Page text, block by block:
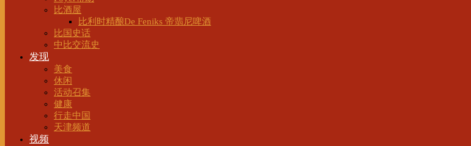
比酒屋
比利时精酿De Feniks 帝翡尼啤酒
比国史话
中比交流史
发现
美食
休闲
活动召集
健康
行走中国
天津频道
视频